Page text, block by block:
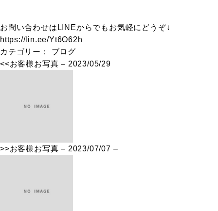
お問い合わせはLINEからでもお気軽にどうぞ↓
https://lin.ee/Yt6O62h
カテゴリー：
ブログ
<<お客様お写真 – 2023/05/29
>>お客様お写真 – 2023/07/07 –